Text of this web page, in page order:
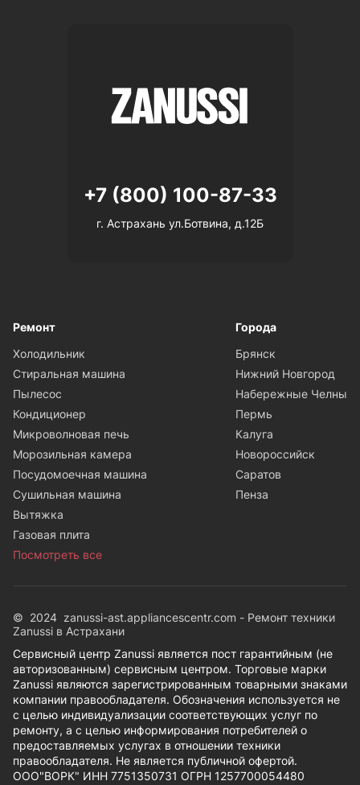
+7 (800) 100-87-33
г. Астрахань ул.Ботвина, д.12Б
Ремонт
Холодильник
Стиральная машина
Пылесос
Кондиционер
Микроволновая печь
Морозильная камера
Посудомоечная машина
Сушильная машина
Вытяжка
Газовая плита
Посмотреть все
Города
Брянск
Нижний Новгород
Набережные Челны
Пермь
Калуга
Новороссийск
Саратов
Пенза
© 2024 zanussi-ast.appliancescentr.com - Ремонт техники
Zanussi в Астрахани
Сервисный центр Zanussi является пост гарантийным (не
авторизованным) сервисным центром. Торговые марки
Zanussi являются зарегистрированным товарными знаками
компании правообладателя. Обозначения используется не
с целью индивидуализации соответствующих услуг по
ремонту, а с целью информирования потребителей о
предоставляемых услугах в отношении техники
правообладателя. Не является публичной офертой.
ООО"ВОРК" ИНН 7751350731 ОГРН 1257700054480